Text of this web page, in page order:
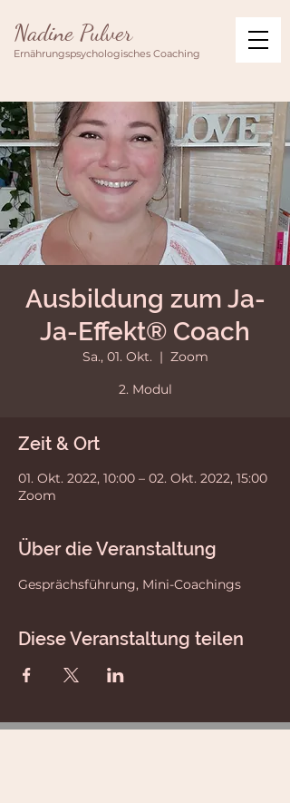
Nadine Pulver
Ernährungspsychologisches Coaching
Ausbildung zum Ja-
Ja-Effekt® Coach
Sa., 01. Okt.
  |
Zoom
2. Modul
Zeit & Ort
01. Okt. 2022, 10:00 – 02. Okt. 2022, 15:00
Zoom
Über die Veranstaltung
Gesprächsführung, Mini-Coachings
Diese Veranstaltung teilen